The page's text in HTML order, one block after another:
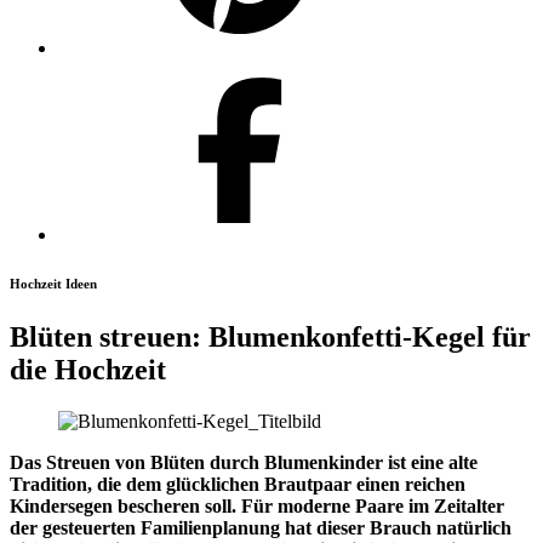
Hochzeit Ideen
Blüten streuen: Blumenkonfetti-Kegel für
die Hochzeit
Das Streuen von Blüten durch Blumenkinder ist eine alte
Tradition, die dem glücklichen Brautpaar einen reichen
Kindersegen bescheren soll. Für moderne Paare im Zeitalter
der gesteuerten Familienplanung hat dieser Brauch natürlich